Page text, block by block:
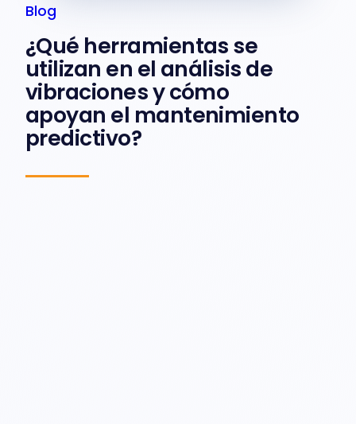
Blog
¿Qué herramientas se
utilizan en el análisis de
vibraciones y cómo
apoyan el mantenimiento
predictivo?